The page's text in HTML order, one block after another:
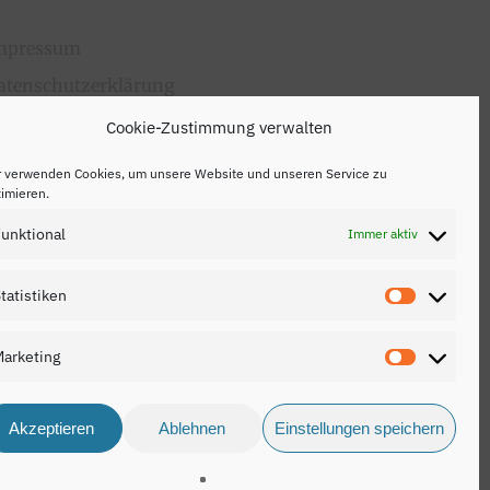
Cookie-Zustimmung verwalten
verwenden Cookies, um unsere Website und unseren Service zu
Immer aktiv
Akzeptieren Ablehnen Einstellungen speichern
Share